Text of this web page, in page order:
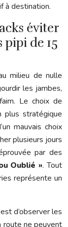
à destination.
éviter
de 15
milieu de nulle
les jambes,
Le choix de
plus stratégique
mauvais choix
plusieurs jours
par des
Oublié ». Tout
représente un
d’observer les
route ne peuvent